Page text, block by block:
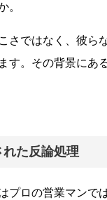
。
さではなく、彼ら
す。その背景にあ
た反論処理
プロの営業マンで